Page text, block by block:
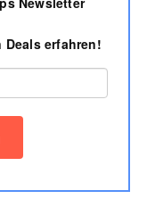
erfahren!